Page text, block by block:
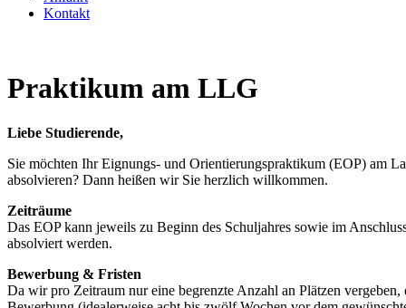
Kontakt
Praktikum am LLG
Liebe Studierende,
Sie möchten Ihr Eignungs- und Orientierungspraktikum (EOP) am
absolvieren? Dann heißen wir Sie herzlich willkommen.
Zeiträume
Das EOP kann jeweils zu Beginn des Schuljahres sowie im
absolviert werden.
Bewerbung & Fristen
Da wir pro Zeitraum nur eine begrenzte Anzahl an Plätzen